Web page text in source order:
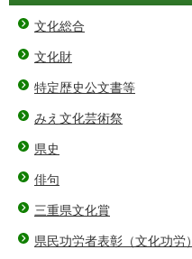
文化総合
文化財
特定歴史公文書等
みえ文化芸術祭
県史
俳句
三重県文化賞
県民功労者表彰（文化功労）